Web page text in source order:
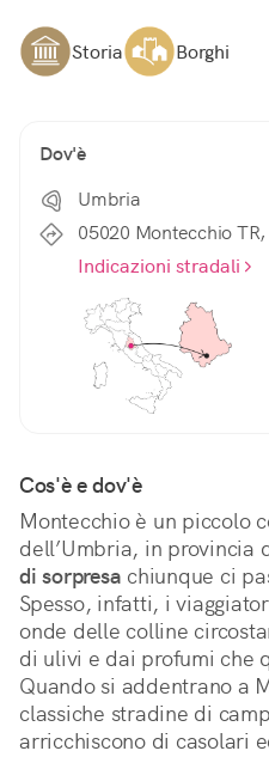
Storia Borghi
Dov'è
Umbria
05020 Montecchio
Indicazioni stradali
Cos'è e dov'è
Montecchio è un piccolo
dell’Umbria, in provincia
di sorpresa chiunque ci
Spesso, infatti, i
onde delle colline
di ulivi e dai profumi che
Quando si addentrano a
classiche stradine di
arricchiscono di casolari